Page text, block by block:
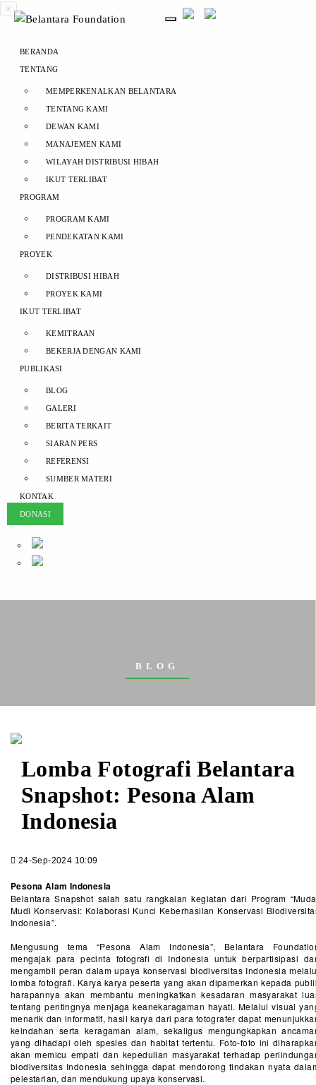
BERANDA
TENTANG
MEMPERKENALKAN BELANTARA
TENTANG KAMI
DEWAN KAMI
MANAJEMEN KAMI
WILAYAH DISTRIBUSI HIBAH
IKUT TERLIBAT
PROGRAM
PROGRAM KAMI
PENDEKATAN KAMI
PROYEK
DISTRIBUSI HIBAH
PROYEK KAMI
IKUT TERLIBAT
KEMITRAAN
BEKERJA DENGAN KAMI
PUBLIKASI
BLOG
GALERI
BERITA TERKAIT
SIARAN PERS
REFERENSI
SUMBER MATERI
KONTAK
DONASI
BLOG
Lomba Fotografi Belantara
Snapshot: Pesona Alam
Indonesia
24-Sep-2024 10:09
Pesona Alam Indonesia
Belantara Snapshot salah satu rangkaian kegiatan dari Program
Mudi Konservasi: Kolaborasi Kunci Keberhasilan Konservasi
Indonesia”.
Mengusung tema “Pesona Alam Indonesia”, Belantara
mengajak para pecinta fotografi di Indonesia untuk berpartisipasi
mengambil peran dalam upaya konservasi biodiversitas Indonesia
lomba fotografi. Karya karya peserta yang akan dipamerkan kepada
harapannya akan membantu meningkatkan kesadaran masyarakat
tentang pentingnya menjaga keanekaragaman hayati. Melalui visual
menarik dan informatif, hasil karya dari para fotografer dapat
keindahan serta keragaman alam, sekaligus mengungkapkan
yang dihadapi oleh spesies dan habitat tertentu. Foto-foto ini
akan memicu empati dan kepedulian masyarakat terhadap
biodiversitas Indonesia sehingga dapat mendorong tindakan nyata
pelestarian, dan mendukung upaya konservasi.
×